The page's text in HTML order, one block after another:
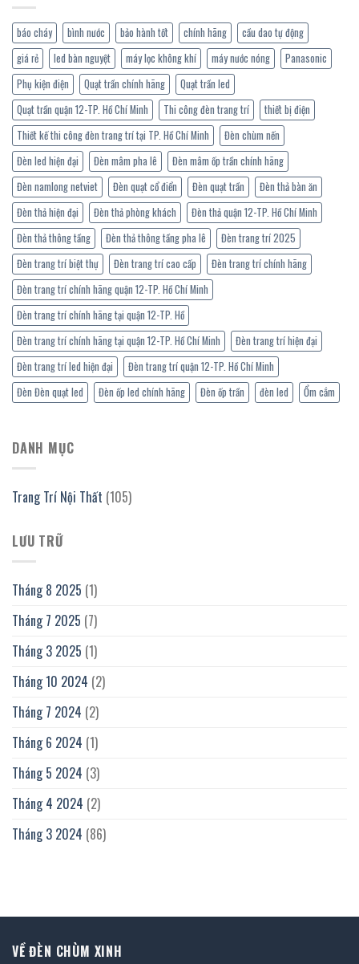
báo cháy bình nước bảo hành tốt chính hãng
cầu dao tự động
giá rẻ
led bàn nguyệt máy lọc không khí máy nước nóng
Panasonic
Phụ kiện điện
Quạt trần chính hãng
Quạt trần led
Quạt trần quận 12-TP. Hồ Chí Minh
Thi công đèn trang trí
thiết bị điện
Thiết kế thi công đèn trang trí tại TP. Hồ Chí Minh
Đèn chùm nến
Đèn led hiện đại
Đèn mâm pha lê
Đèn mâm ốp trần chính hãng
Đèn namlong netviet
Đèn quạt cổ điển Đèn quạt trần
Đèn thả bàn ăn
Đèn thả hiện đại
Đèn thả phòng khách
Đèn thả quận 12-TP. Hồ Chí Minh
Đèn thả thông tầng
Đèn thả thông tầng pha lê
Đèn trang trí 2025
Đèn trang trí biệt thự
Đèn trang trí cao cấp
Đèn trang trí chính hãng
Đèn trang trí chính hãng quận 12-TP. Hồ Chí Minh
Đèn trang trí chính hãng tại quận 12-TP. Hồ
Đèn trang trí chính hãng tại quận 12-TP. Hồ Chí Minh
Đèn trang trí hiện đại
Đèn trang trí led hiện đại
Đèn trang trí quận 12-TP. Hồ Chí Minh
Đèn Đèn quạt led
Đèn ốp led chính hãng Đèn ốp trần đèn led Ổm cắm
DANH MỤC
Trang Trí Nội Thất (105)
LƯU TRỮ
Tháng 8 2025 (1)
Tháng 7 2025 (7)
Tháng 3 2025 (1)
Tháng 10 2024 (2)
Tháng 7 2024 (2)
Tháng 6 2024 (1)
Tháng 5 2024 (3)
Tháng 4 2024 (2)
Tháng 3 2024 (86)
VỀ ĐÈN CHÙM XINH